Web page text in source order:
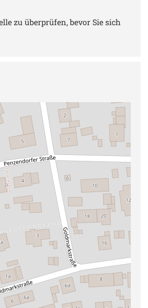
zu überprüfen, bevor Sie sich